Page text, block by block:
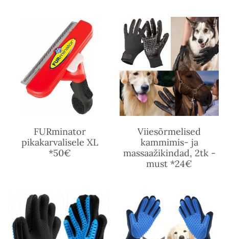
FURminator
pikakarvalisele XL
*50€
Viiesõrmelised
kammimis- ja
massaažikindad, 2tk -
must *24€